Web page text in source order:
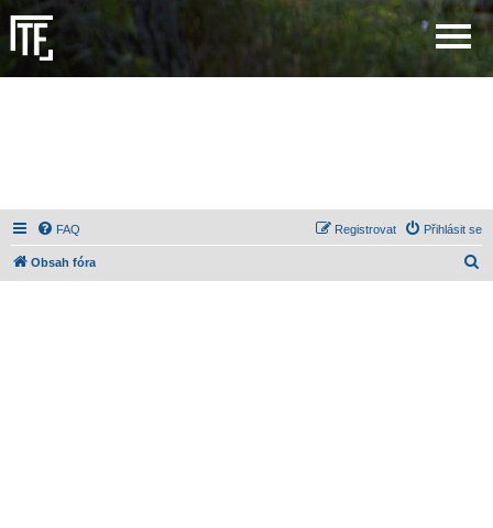
FAQ Přihlásit se
Registrovat
Obsah fóra